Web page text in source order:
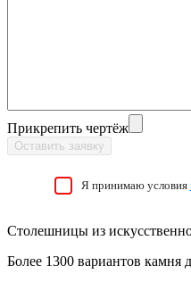
Прикрепить чертёж
Я принимаю условия
Столешницы из
Более 1300 вариантов